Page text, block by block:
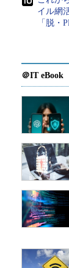
イル網
「脱・
＠IT eBook